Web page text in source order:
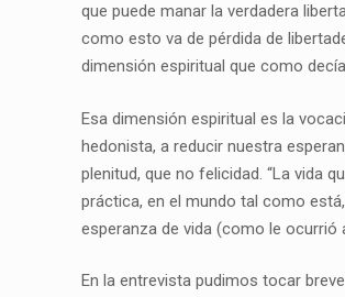
que puede manar la verdadera
como esto va de pérdida de
dimensión espiritual que como
Esa dimensión espiritual es la
hedonista, a reducir nuestra
plenitud, que no felicidad. “La vida
práctica, en el mundo tal como
esperanza de vida (como le ocurrió
En la entrevista pudimos tocar